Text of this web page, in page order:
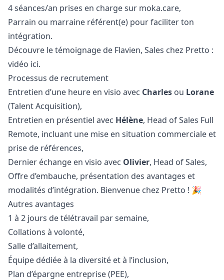
4 séances/an prises en charge sur moka.care,
Parrain ou marraine référent(e) pour faciliter ton
intégration.
Découvre le témoignage de Flavien, Sales chez Pretto :
vidéo ici.
Processus de recrutement
Entretien d’une heure en visio avec Charles ou Lorane
(Talent Acquisition),
Entretien en présentiel avec Hélène, Head of Sales Full
Remote, incluant une mise en situation commerciale et
prise de références,
Dernier échange en visio avec Olivier, Head of Sales,
Offre d’embauche, présentation des avantages et
modalités d’intégration. Bienvenue chez Pretto ! 🎉
Autres avantages
1 à 2 jours de télétravail par semaine,
Collations à volonté,
Salle d’allaitement,
Équipe dédiée à la diversité et à l’inclusion,
Plan d’épargne entreprise (PEE),